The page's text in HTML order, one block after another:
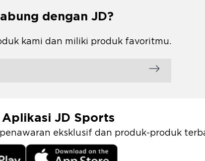
dengan JD?
kami dan miliki produk favoritmu.
Aplikasi JD Sports
eksklusif dan produk-produk